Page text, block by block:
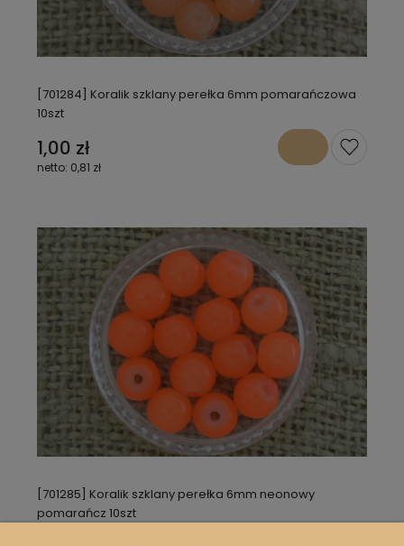
[701284] Koralik szklany perełka 6mm pomarańczowa
10szt
1,00 zł
0,81 zł
[701285] Koralik szklany perełka 6mm neonowy
pomarańcz 10szt